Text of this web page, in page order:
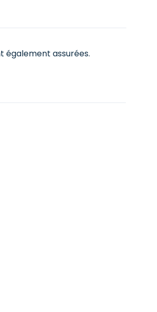
également assurées.